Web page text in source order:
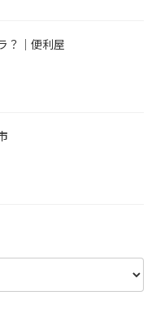
？｜便利屋